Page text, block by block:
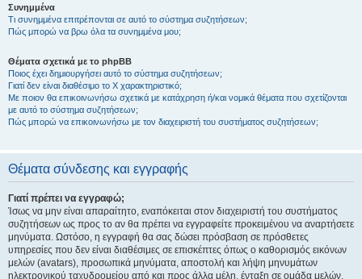
Συνημμένα
Τι συνημμένα επιτρέπονται σε αυτό το σύστημα συζητήσεων;
Πώς μπορώ να βρω όλα τα συνημμένα μου;
Θέματα σχετικά με το phpBB
Ποιος έχει δημιουργήσει αυτό το σύστημα συζητήσεων;
Γιατί δεν είναι διαθέσιμο το Χ χαρακτηριστικό;
Με ποιον θα επικοινωνήσω σχετικά με κατάχρηση ή/και νομικά θέματα που σχετίζονται
με αυτό το σύστημα συζητήσεων;
Πώς μπορώ να επικοινωνήσω με τον διαχειριστή του συστήματος συζητήσεων;
Θέματα σύνδεσης και εγγραφής
Γιατί πρέπει να εγγραφώ;
Ίσως να μην είναι απαραίτητο, εναπόκειται στον διαχειριστή του συστήματος
συζητήσεων ως προς το αν θα πρέπει να εγγραφείτε προκειμένου να αναρτήσετε
μηνύματα. Ωστόσο, η εγγραφή θα σας δώσει πρόσβαση σε πρόσθετες
υπηρεσίες που δεν είναι διαθέσιμες σε επισκέπτες όπως ο καθορισμός εικόνων
μελών (avatars), προσωπικά μηνύματα, αποστολή και λήψη μηνυμάτων
ηλεκτρονικού ταχυδρομείου από και προς άλλα μέλη, ένταξη σε ομάδα μελών,